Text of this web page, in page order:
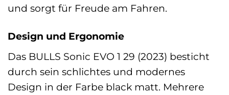
und sorgt für Freude am Fahren.
Design und Ergonomie
Das BULLS Sonic EVO 1 29 (2023) besticht
durch sein schlichtes und modernes
Design in der Farbe black matt. Mehrere